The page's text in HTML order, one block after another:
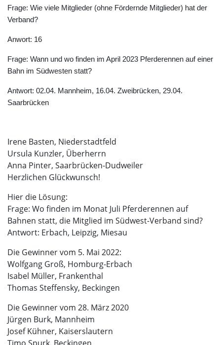
Frage: Wie viele Mitglieder (ohne Fördernde Mitglieder) hat der
Verband?
Anwort: 16
Frage: Wann und wo finden im April 2023 Pferderennen auf einer
Bahn im Südwesten statt?
Antwort: 02.04. Mannheim, 16.04. Zweibrücken, 29.04.
Saarbrücken
Irene Basten, Niederstadtfeld
Ursula Kunzler, Überherrn
Anna Pinter, Saarbrücken-Dudweiler
Herzlichen Glückwunsch!
Hier die Lösung:
Frage: Wo finden im Monat Juli Pferderennen auf
Bahnen statt, die Mitglied im Südwest-Verband sind?
Antwort: Erbach, Leipzig, Miesau
Die Gewinner vom 5. Mai 2022:
Wolfgang Groß, Homburg-Erbach
Isabel Müller, Frankenthal
Thomas Steffensky, Beckingen
Die Gewinner vom 28. März 2020
Jürgen Burk, Mannheim
Josef Kühner, Kaiserslautern